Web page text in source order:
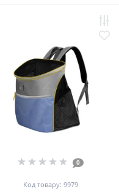
0
Код товару: 9979